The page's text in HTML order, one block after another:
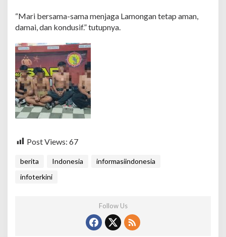
“Mari bersama-sama menjaga Lamongan tetap aman,
damai, dan kondusif.” tutupnya.
Post Views: 67
berita Indonesia
informasiindonesia
infoterkini
Follow Us